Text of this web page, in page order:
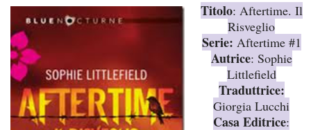
Titolo: Aftertime. Il
Risveglio
Serie: Aftertime #1
Autrice: Sophie
Littlefield
Traduttrice:
Giorgia Lucchi
Casa Editrice: